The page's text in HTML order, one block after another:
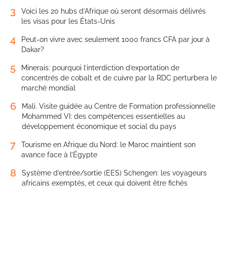
3
Voici les 20 hubs d’Afrique où seront désormais délivrés
les visas pour les États-Unis
4
Peut-on vivre avec seulement 1000 francs CFA par jour à
Dakar?
5
Minerais: pourquoi l’interdiction d’exportation de
concentrés de cobalt et de cuivre par la RDC perturbera le
marché mondial
6
Mali. Visite guidée au Centre de Formation professionnelle
Mohammed VI: des compétences essentielles au
développement économique et social du pays
7
Tourisme en Afrique du Nord: le Maroc maintient son
avance face à l’Égypte
8
Système d’entrée/sortie (EES) Schengen: les voyageurs
africains exemptés, et ceux qui doivent être fichés